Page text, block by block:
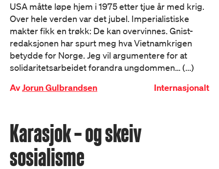
USA måtte løpe hjem i 1975 etter tjue år med krig.
Over hele verden var det jubel. Imperialistiske
makter fikk en trøkk: De kan overvinnes. Gnist-
redaksjonen har spurt meg hva Vietnamkrigen
betydde for Norge. Jeg vil argumentere for at
solidaritetsarbeidet forandra ungdommen… (...)
AvJorun Gulbrandsen Internasjonalt
Karasjok – og skeiv
sosialisme